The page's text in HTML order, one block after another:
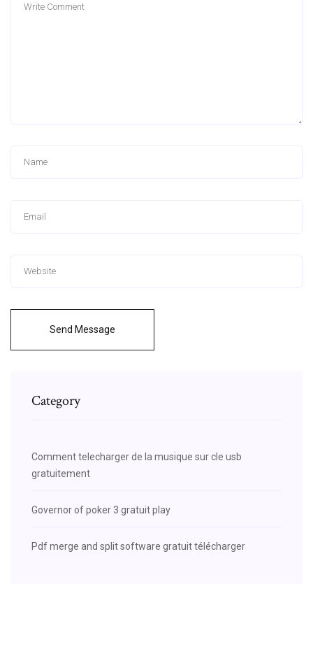
Send Message
Category
Comment telecharger de la musique sur cle usb
gratuitement
Governor of poker 3 gratuit play
Pdf merge and split software gratuit télécharger